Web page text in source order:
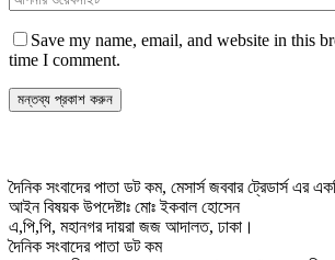
Save my name, email, and website in this
time I comment.
দৈনিক সংবাদের পাতা ডট কম, মেসার্স জববার ট্রেডার্স এর
আইন বিষয়ক উপদেষ্টাঃ মোঃ ইকবাল হোসেন
এ,পি,পি, মহানগর দায়রা জজ আদালত, ঢাকা।
দৈনিক সংবাদের পাতা ডট কম